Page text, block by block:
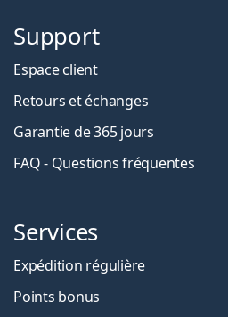
Support
Espace client
Retours et échanges
Garantie de 365 jours
FAQ - Questions fréquentes
Services
Expédition régulière
Points bonus